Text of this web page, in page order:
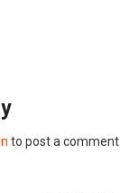
to post a comment.